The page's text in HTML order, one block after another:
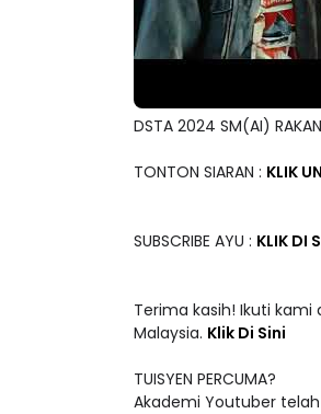
DSTA 2024 SM(AI) RAKAN
TONTON SIARAN : KLIK
SUBSCRIBE AYU : KLIK DI
Terima kasih! Ikuti
Malaysia. Klik Di Sini
TUISYEN PERCUMA?
Akademi Youtuber